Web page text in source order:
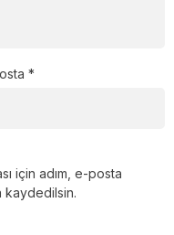
*
için adım, e-posta
kaydedilsin.